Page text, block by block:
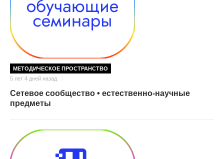
МЕТОДИЧЕСКОЕ ПРОСТРАНСТВО
5 лет 4 дней назад
Сетевое сообщество • естественно-научные
предметы